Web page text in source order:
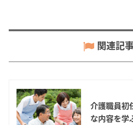
関連記
介護職員初
な内容を学